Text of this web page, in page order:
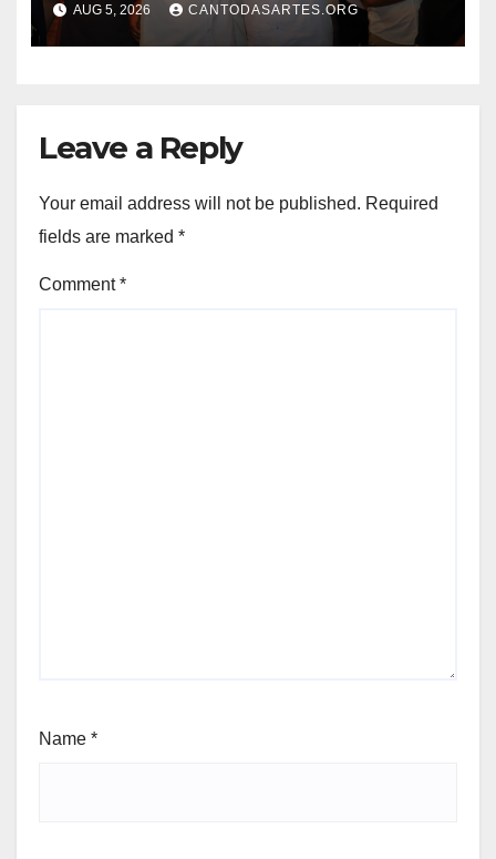
“mostrou capacidade de
gestão”; Conheça perfil e
AUG 5, 2026 CANTODASARTES.ORG
Leave a Reply
Your email address will not be published. Required
fields are marked *
Comment*
Name *